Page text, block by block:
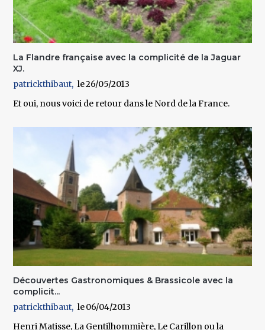
La Flandre française avec la complicité de la Jaguar
XJ.
patrickthibaut
26/05/2013
Et oui, nous voici de retour dans le Nord de la France.
Découvertes Gastronomiques & Brassicole avec la
complicit...
patrickthibaut
06/04/2013
Henri Matisse, La Gentilhommière, Le Carillon ou la